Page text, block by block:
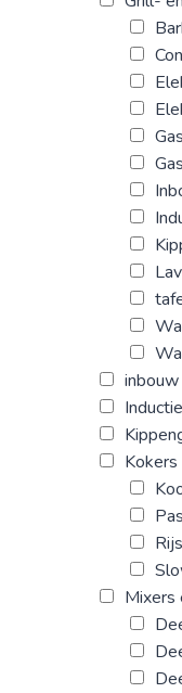
Inductie
Kokers
Mixers